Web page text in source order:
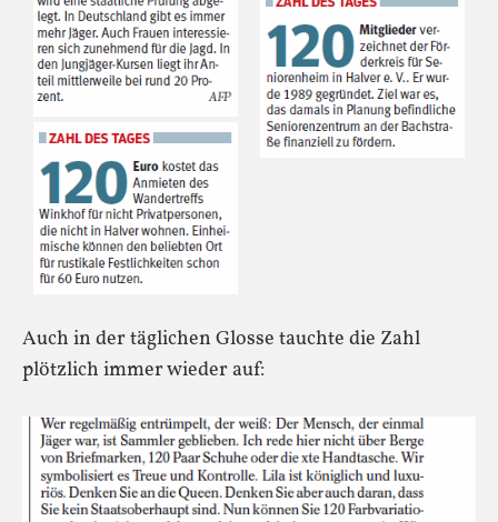
Auch in der täglichen Glosse tauchte die Zahl
plötzlich immer wieder auf: